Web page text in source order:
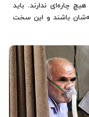
چاره‌ای ندارند. باید
باشند و این سخت